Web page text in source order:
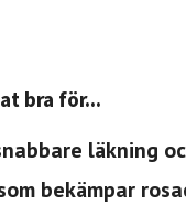
bra för...
läkning
bekämpar